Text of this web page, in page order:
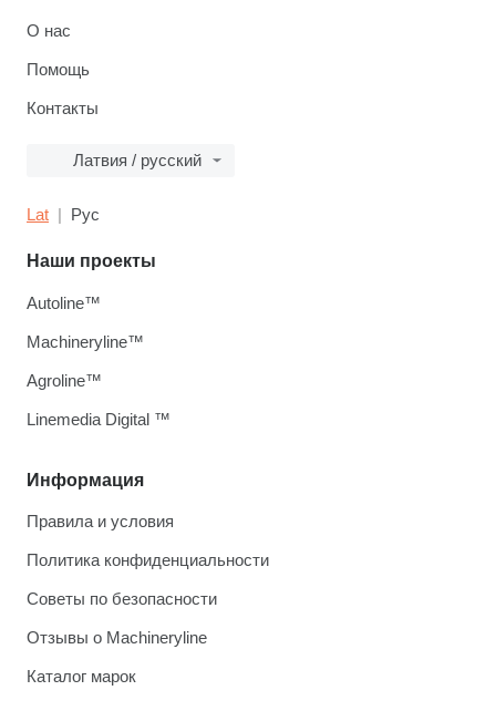
О нас
Помощь
Контакты
Латвия / русский
Lat Рус
Информация
Правила и условия
Политика конфиденциальности
Советы по безопасности
Отзывы о Machineryline
Каталог марок
Наши проекты
Autoline™
Machineryline™
Agroline™
Linemedia Digital ™